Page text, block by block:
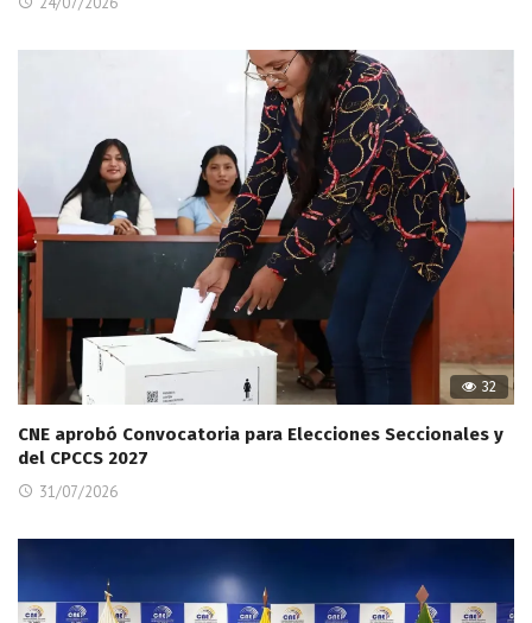
32
CNE aprobó Convocatoria para Elecciones Seccionales y
del CPCCS 2027
31/07/2026